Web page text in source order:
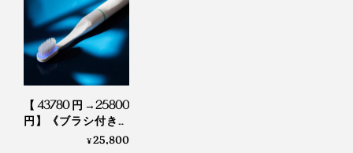
【43780円→25800
円】《ブラシ付き本
体＋替えブラシヘッ
¥25,800